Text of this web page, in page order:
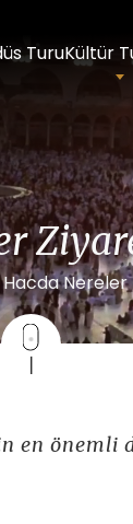
TuruKültür
Hacda Nereler
en önemli